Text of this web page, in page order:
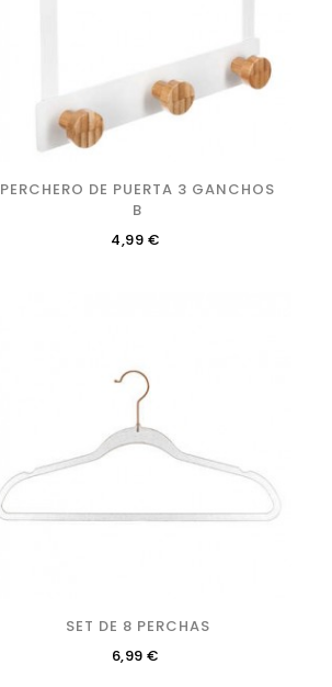
PERCHERO DE PUERTA 3 GANCHOS
B
Precio
4,99 €
SET DE 8 PERCHAS
Precio
6,99 €